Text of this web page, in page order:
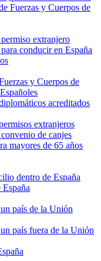
Fuerzas y Cuerpos de
extranjero
conducir en España
y Cuerpos de
acreditados
extranjeros
de canjes
mayores de 65 años
dentro de España
país de la Unión
país fuera de la Unión